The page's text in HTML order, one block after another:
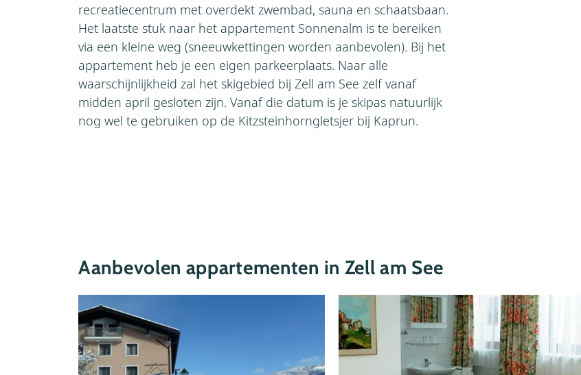
recreatiecentrum met overdekt zwembad, sauna en schaatsbaan.
Het laatste stuk naar het appartement Sonnenalm is te bereiken
via een kleine weg (sneeuwkettingen worden aanbevolen). Bij het
appartement heb je een eigen parkeerplaats. Naar alle
waarschijnlijkheid zal het skigebied bij Zell am See zelf vanaf
midden april gesloten zijn. Vanaf die datum is je skipas natuurlijk
nog wel te gebruiken op de Kitzsteinhorngletsjer bij Kaprun.
Aanbevolen appartementen in Zell am See